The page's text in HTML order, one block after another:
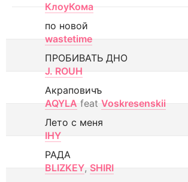
КлоуКома
по новой
wastetime
ПРОБИВАТЬ ДНО
J. ROUH
Акраповичъ
AQYLA feat Voskresenskii
Лето с меня
IHY
РАДА
BLIZKEY, SHIRI